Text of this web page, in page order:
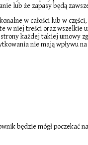
lub że zapasy będą
w całości lub w
w niej treści oraz wszelkie
każdej takiej umowy
nie mają wpływu
będzie mógł poczekać